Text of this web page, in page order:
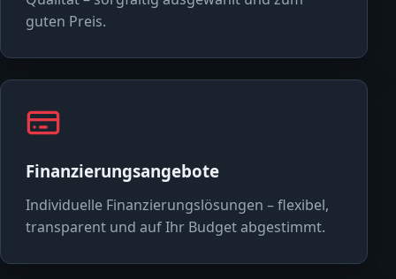
guten Preis.
Finanzierungsangebote
Individuelle Finanzierungslösungen – flexibel,
transparent und auf Ihr Budget abgestimmt.